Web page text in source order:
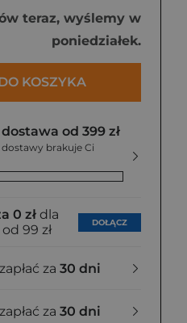
teraz, wyślemy w
poniedziałek.
KOSZYKA
od 399 zł
brakuje Ci
0 zł dla
99 zł
DOŁĄCZ
za 30 dni
za 30 dni